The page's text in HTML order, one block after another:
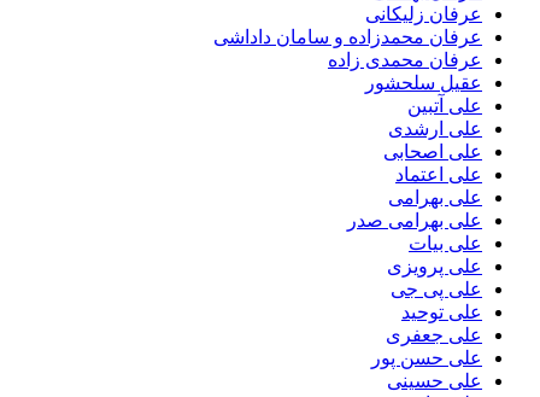
عرفان زلیکانی
عرفان محمدزاده و سامان داداشی
عرفان محمدی زاده
عقیل سلحشور
علی آتبین
علی ارشدی
علی اصحابی
علی اعتماد
علی بهرامی
علی بهرامی صدر
علی بیات
علی پرویزی
علی پی جی
علی توحید
علی جعفری
علی حسن پور
علی حسینی